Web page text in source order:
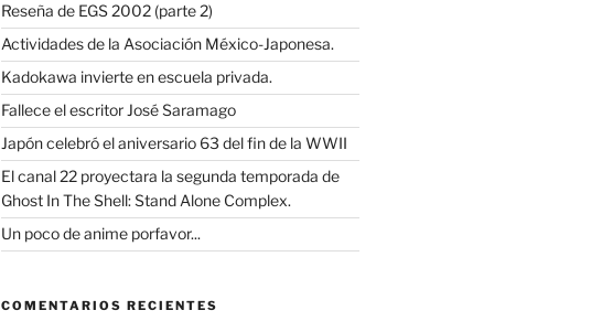
Reseña de EGS 2002 (parte 2)
Actividades de la Asociación México-Japonesa.
Kadokawa invierte en escuela privada.
Fallece el escritor José Saramago
Japón celebró el aniversario 63 del fin de la WWII
El canal 22 proyectara la segunda temporada de
Ghost In The Shell: Stand Alone Complex.
Un poco de anime porfavor...
COMENTARIOS RECIENTES